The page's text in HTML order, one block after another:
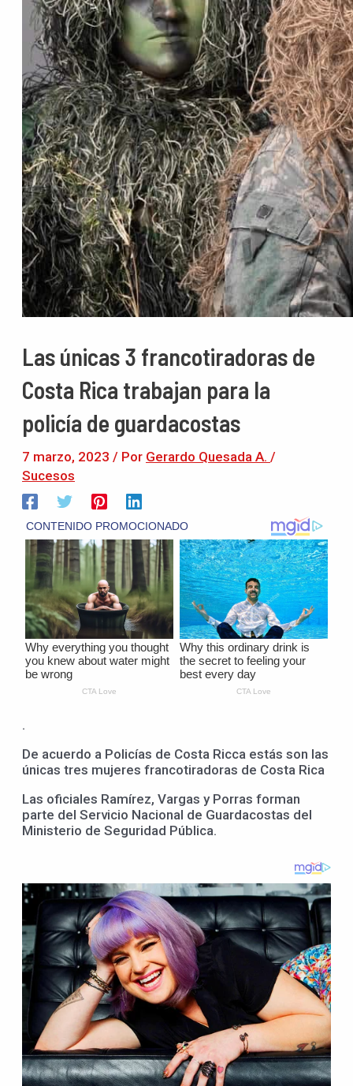
Las únicas 3 francotiradoras de
Costa Rica trabajan para la
policía de guardacostas
7 marzo, 2023 / Por Gerardo Quesada A. /
Sucesos
.
De acuerdo a Policías de Costa Ricca estás son las
únicas tres mujeres francotiradoras de Costa Rica
Las oficiales Ramírez, Vargas y Porras forman
parte del Servicio Nacional de Guardacostas del
Ministerio de Seguridad Pública.